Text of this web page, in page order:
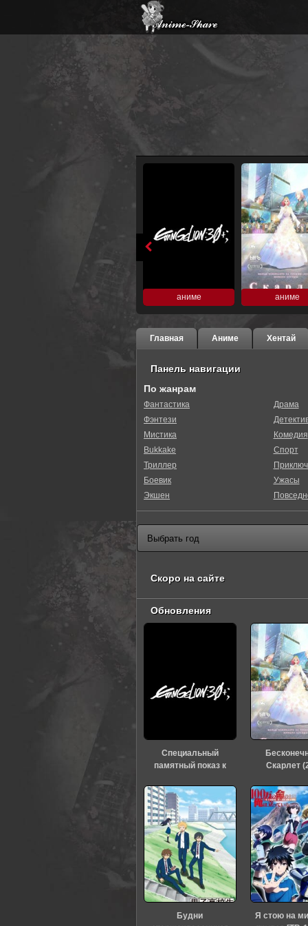
аниме аниме
Главная Аниме Хентай
Панель навигации
По жанрам
Фантастика
Фэнтези
Мистика
Bukkake
Триллер
Боевик
Экшен
Драма
Комедия
Спорт
Ужасы
Скоро на сайте
Обновления
Специальный
памятный показ к
«Евангелиона» (2026)
Скарлет
Будни
Я стою на